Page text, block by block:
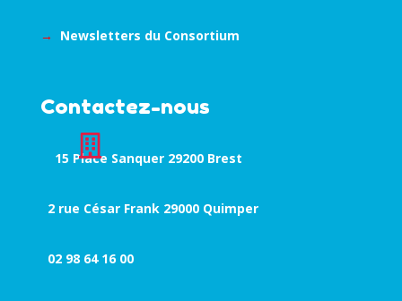
→ Newsletters du Consortium
Contactez-nous
15 Place Sanquer 29200 Brest
2 rue César Frank 29000 Quimper
02 98 64 16 00
